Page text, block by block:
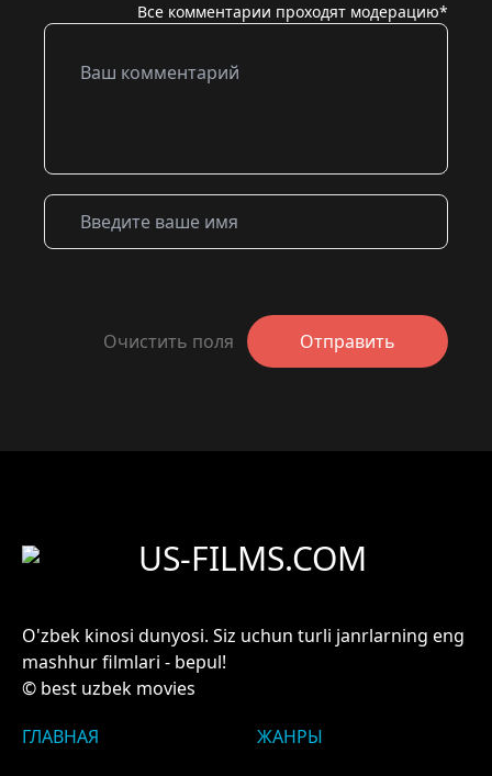
Все комментарии проходят модерацию*
Очистить поля Отправить
US-FILMS.COM
O'zbek kinosi dunyosi. Siz uchun turli janrlarning eng
mashhur filmlari - bepul!
© best uzbek movies
ГЛАВНАЯ
ЖАНРЫ